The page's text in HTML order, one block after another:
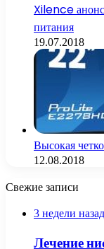
Xilence
питания
19.07.2018
Высокая
12.08.2018
Свежие записи
3 недели назад
Лечение